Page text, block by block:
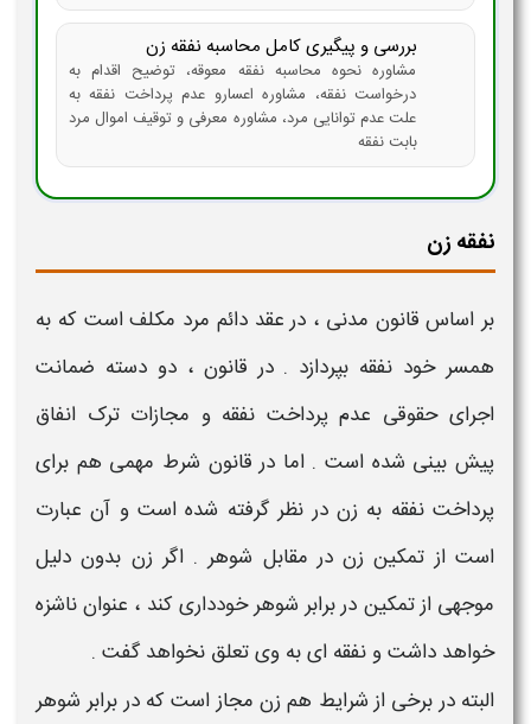
بررسی و پیگیری کامل محاسبه نفقه زن
مشاوره نحوه محاسبه نفقه معوقه، توضیح اقدام به
درخواست نفقه، مشاوره اعسارو عدم پرداخت نفقه به
علت عدم توانایی مرد، مشاوره معرفی و توقیف اموال مرد
بابت نفقه
نفقه زن
بر اساس قانون مدنی ، در عقد دائم مرد مکلف است که به
همسر خود نفقه بپردازد . در قانون ، دو دسته ضمانت
اجرای حقوقی عدم پرداخت نفقه و مجازات ترک انفاق
پیش بینی شده است . اما در قانون شرط مهمی هم برای
پرداخت نفقه به زندر نظر گرفته شده است و آن عبارت
است از تمکین زن در مقابل شوهر . اگر زن بدون دلیل
موجهی از تمکین در برابر شوهر خودداری کند ، عنوان ناشزه
خواهد داشت ونفقه ایبه وی تعلق نخواهد گفت .
البته در برخی از شرایط هم زن مجاز است که در برابر شوهر